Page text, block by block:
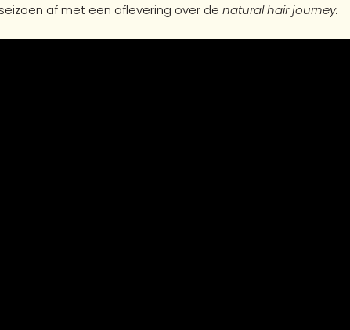
af met een aflevering over de natural hair journey.